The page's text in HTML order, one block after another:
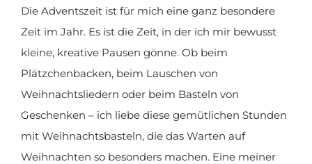
Die Adventszeit ist für mich eine ganz besondere
Zeit im Jahr. Es ist die Zeit, in der ich mir bewusst
kleine, kreative Pausen gönne. Ob beim
Plätzchenbacken, beim Lauschen von
Weihnachtsliedern oder beim Basteln von
Geschenken – ich liebe diese gemütlichen Stunden
mit Weihnachtsbasteln, die das Warten auf
Weihnachten so besonders machen. Eine meiner